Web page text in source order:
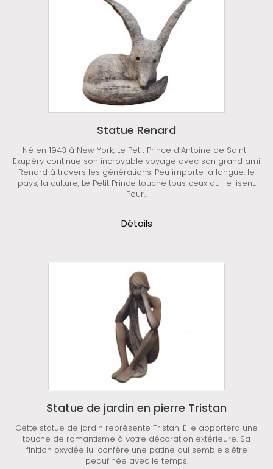
Statue Renard
Né en 1943 à New York, Le Petit Prince d’Antoine de Saint-
Exupéry continue son incroyable voyage avec son grand ami
Renard à travers les générations. Peu importe la langue, le
pays, la culture, Le Petit Prince touche tous ceux qui le lisent.
Pour...
Détails
Statue de jardin en pierre Tristan
Cette statue de jardin représente Tristan. Elle apportera une
touche de romantisme à votre décoration extérieure. Sa
finition oxydée lui confère une patine qui semble s'être
peaufinée avec le temps.